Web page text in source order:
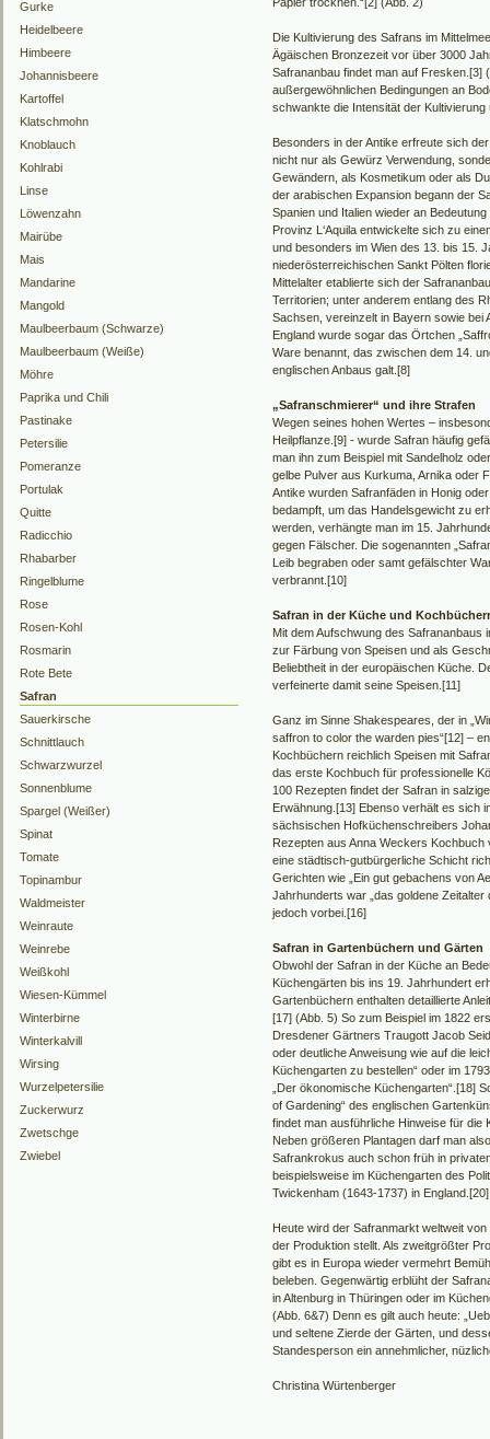
Gurke
Heidelbeere
Himbeere
Johannisbeere
Kartoffel
Klatschmohn
Knoblauch
Kohlrabi
Linse
Löwenzahn
Mairübe
Mais
Mandarine
Mangold
Maulbeerbaum (Schwarze)
Maulbeerbaum (Weiße)
Möhre
Paprika und Chili
Pastinake
Petersilie
Pomeranze
Portulak
Quitte
Radicchio
Rhabarber
Ringelblume
Rose
Rosen-Kohl
Rosmarin
Rote Bete
Safran
Sauerkirsche
Schnittlauch
Schwarzwurzel
Sonnenblume
Spargel (Weißer)
Spinat
Tomate
Topinambur
Waldmeister
Weinraute
Weinrebe
Weißkohl
Wiesen-Kümmel
Winterbirne
Winterkalvill
Wirsing
Wurzelpetersilie
Zuckerwurz
Zwetschge
Zwiebel
Die Kultivierung des Safrans im
Ägäischen Bronzezeit vor über 3000
Safrananbau findet man auf Fresken.[3]
außergewöhnlichen Bedingungen an
schwankte die Intensität der
Besonders in der Antike erfreute sich
nicht nur als Gewürz Verwendung,
Gewändern, als Kosmetikum oder als
der arabischen Expansion begann der
Spanien und Italien wieder an
Provinz L‘Aquila entwickelte sich zu
und besonders im Wien des 13. bis 15.
niederösterreichischen Sankt Pölten
Mittelalter etablierte sich der
Territorien; unter anderem entlang des
Sachsen, vereinzelt in Bayern sowie bei
England wurde sogar das Örtchen
Ware benannt, das zwischen dem 14.
englischen Anbaus galt.[8]
„Safranschmierer“ und ihre Strafen
Wegen seines hohen Wertes –
Heilpflanze.[9] - wurde Safran häufig
man ihn zum Beispiel mit Sandelholz
gelbe Pulver aus Kurkuma, Arnika oder
Antike wurden Safranfäden in Honig
bedampft, um das Handelsgewicht zu
werden, verhängte man im 15.
gegen Fälscher. Die sogenannten
Leib begraben oder samt gefälschter
verbrannt.[10]
Safran in der Küche und
Mit dem Aufschwung des Safrananbaus
zur Färbung von Speisen und als
Beliebtheit in der europäischen Küche.
verfeinerte damit seine Speisen.[11]
Ganz im Sinne Shakespeares, der in
saffron to color the warden pies“[12] –
Kochbüchern reichlich Speisen mit
das erste Kochbuch für professionelle
100 Rezepten findet der Safran in
Erwähnung.[13] Ebenso verhält es sich
sächsischen Hofküchenschreibers
Rezepten aus Anna Weckers
eine städtisch-gutbürgerliche Schicht
Gerichten wie „Ein gut gebachens von
Jahrhunderts war „das goldene
jedoch vorbei.[16]
Safran in Gartenbüchern und Gärten
Obwohl der Safran in der Küche an
Küchengärten bis ins 19. Jahrhundert
Gartenbüchern enthalten detaillierte
[17] (Abb. 5) So zum Beispiel im 1822
Dresdener Gärtners Traugott Jacob
oder deutliche Anweisung wie auf die
Küchengarten zu bestellen“ oder im
„Der ökonomische Küchengarten“.[18]
of Gardening“ des englischen
findet man ausführliche Hinweise für die
Neben größeren Plantagen darf man
Safrankrokus auch schon früh in
beispielsweise im Küchengarten des
Twickenham (1643-1737) in England.[20]
Heute wird der Safranmarkt weltweit
der Produktion stellt. Als zweitgrößter
gibt es in Europa wieder vermehrt
beleben. Gegenwärtig erblüht der
in Altenburg in Thüringen oder im
(Abb. 6&7) Denn es gilt auch heute:
und seltene Zierde der Gärten, und
Standesperson ein annehmlicher,
Christina Würtenberger